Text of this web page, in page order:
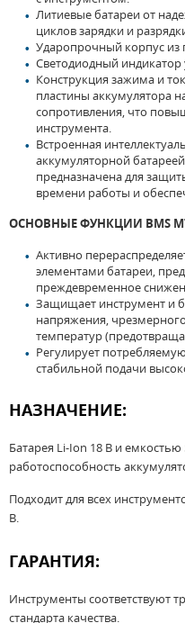
Литиевые батареи от
циклов зарядки и
Ударопрочный корпус из
Светодиодный индикатор
Конструкция зажима и
пластины аккумулятора
сопротивления, что
инструмента.
Встроенная
аккумуляторной
предназначена для
времени работы и
ОСНОВНЫЕ ФУНКЦИИ BMS
Активно
элементами батареи,
преждевременное
Защищает инструмент и
напряжения,
температур
Регулирует
стабильной подачи
НАЗНАЧЕНИЕ:
Батарея Li-Ion 18 В и емкостью
работоспособность
Подходит для всех
В.
ГАРАНТИЯ:
Инструменты соответствуют
стандарта качества.